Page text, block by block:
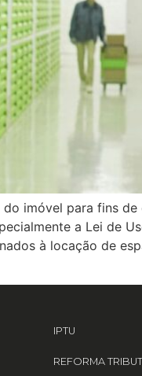
imóvel para fins de
a Lei de
à locação de
IPTU
REFORMA